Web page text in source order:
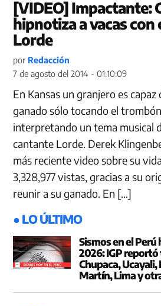
[VIDEO] Impactante:
hipnotiza a vacas con
Lorde
por Redacción
7 de agosto del 2014 - 01:10:09
En Kansas un granjero es capaz
ganado sólo tocando el
interpretando un tema musical
cantante Lorde. Derek
más reciente video sobre su
3,328,977 vistas, gracias a su
reunir a su ganado. En […]
● LO ÚLTIMO
Sismos en el
2026: IGP
Chupaca,
Martín, Lima y